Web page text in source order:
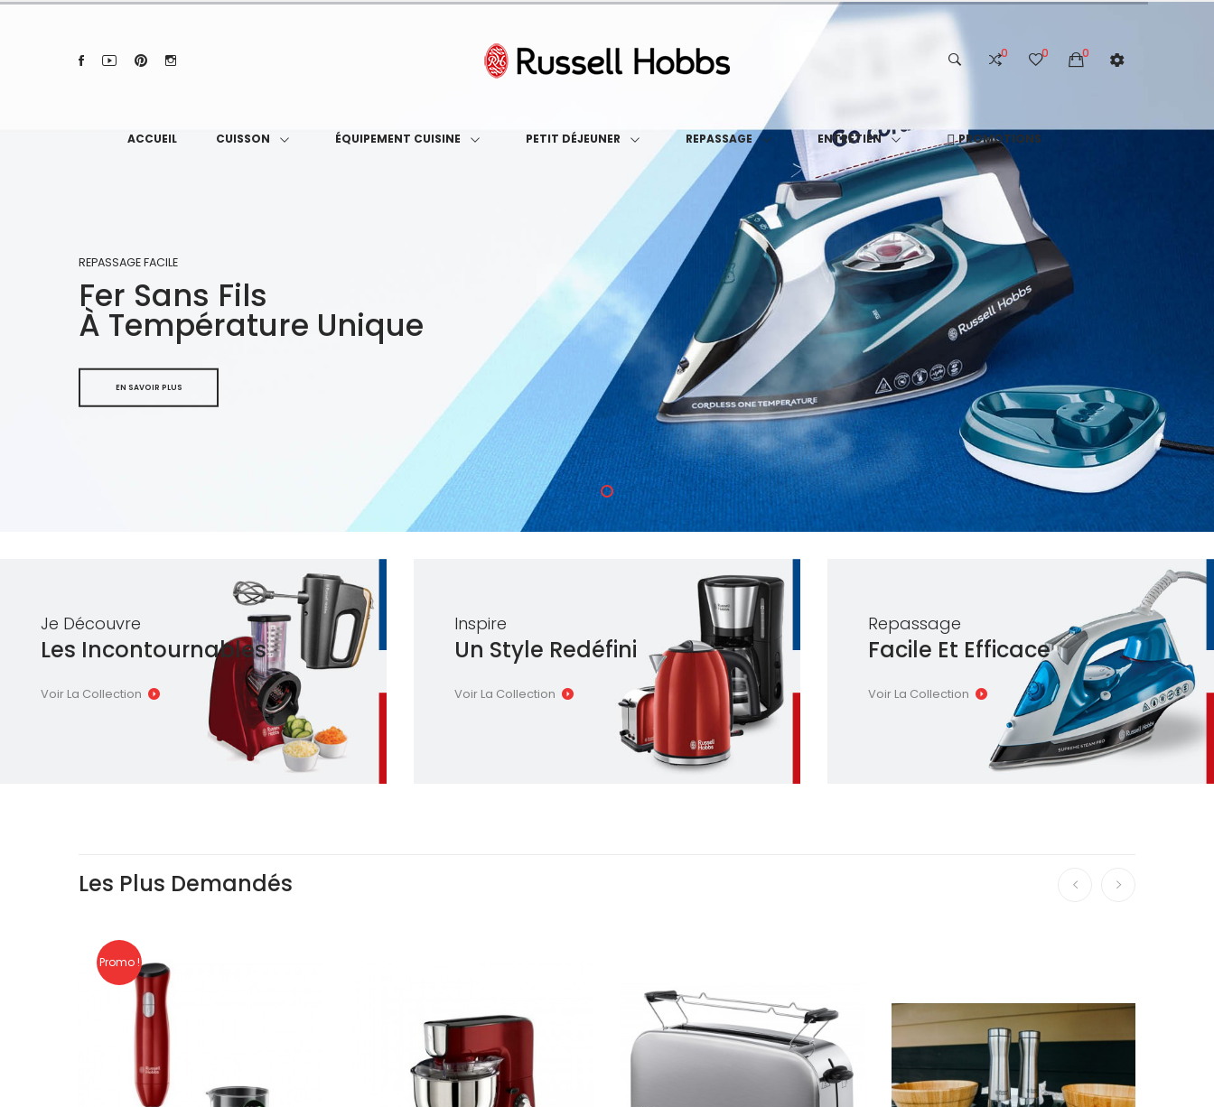
0
0
0
ACCUEIL CUISSON ÉQUIPEMENT CUISINE PETIT DÉJEUNER REPASSAGE ENTRETIEN PROMOTIONS
REPASSAGE FACILE
Fer Sans Fils
À Température Unique
EN SAVOIR PLUS
Je Découvre
Les Incontournables
Voir La Collection
Inspire
Un Style Redéfini
Voir La Collection
Repassage
Facile Et Efficace
Voir La Collection
Les Plus Demandés
Promo !